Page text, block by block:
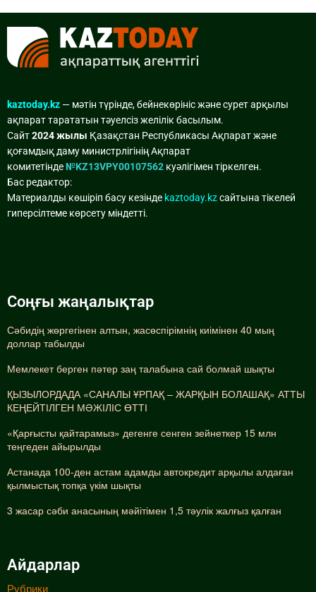
kaztoday.kz — мәтін түрінде, бейнекөрініс және сурет арқылы
ақпарат тарататын тәуелсіз желілік басылым.
Сайт2024 жылы Қазақстан Республикасы Ақпарат және
қоғамдық даму министрлігінің Ақпарат
комитетінде№KZ13VPY00107562 куәлігімен тіркелген.
Бас редактор:
Материалды көшіріп басу кезінде kaztoday.kzсайтына тікелей
гиперсілтеме көрсету міндетті.
Соңғы жаңалықтар
Сәбидің жөргегінен алтын, жасөспірімнің киімінен 40 мың
доллар табылды
Мемлекет берген пәтер заң талабына сай болмай шықты
ҚЫЗЫЛОРДАДА «САНАЛЫ ҰРПАҚ – ЖАРҚЫН БОЛАШАҚ» АТТЫ
КЕҢЕЙТІЛГЕН МӘЖІЛІС ӨТТІ
«Қарғысты қайтарамыз» дегенге сенген зейнеткер 15 млн
теңгеден айырылды
Астанада 100-ден астам адамды автокредит арқылы алдаған
қылмыстық топқа үкім шықты
3 жасар сәби анасының мәйітімен 1,5 тәулік жалғыз қалған
Айдарлар
Рубрики